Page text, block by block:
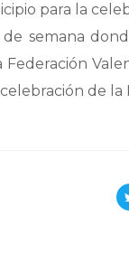
para la
semana
Federación
de